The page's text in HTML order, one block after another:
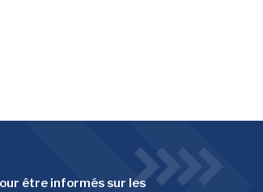
être informés sur les